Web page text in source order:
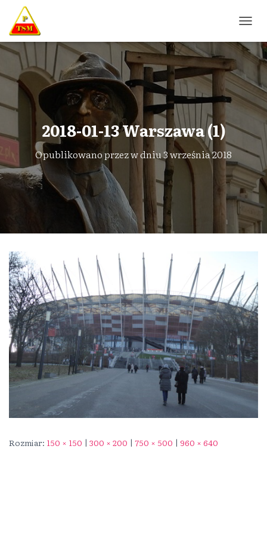
R
Z
Ą
C
Z
A
I
G
C
J
2018-01-13 Warszawa (1)
Opublikowano przezw dniu3 września 2018
Rozmiar: 150 × 150 | 300 × 200 | 750 × 500 | 960 × 640